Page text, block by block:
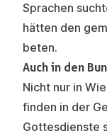
Sprachen
hätten den
beten.
Auch in den
Nicht nur in
finden in der
Gottesdienste